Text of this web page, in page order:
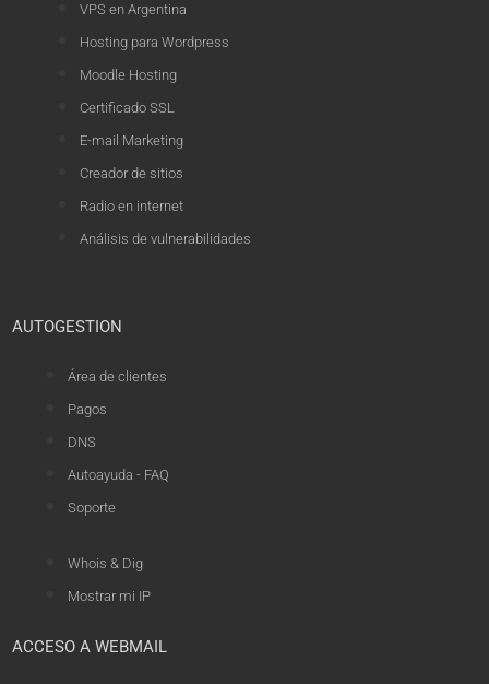
VPS en Argentina
Hosting para Wordpress
Moodle Hosting
Certificado SSL
E-mail Marketing
Creador de sitios
Radio en internet
Análisis de vulnerabilidades
AUTOGESTION
Área de clientes
Pagos
DNS
Autoayuda - FAQ
Soporte
Whois & Dig
Mostrar mi IP
ACCESO A WEBMAIL